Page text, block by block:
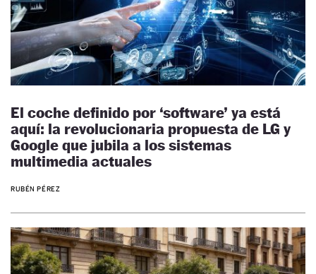
El coche definido por ‘software’ ya está
aquí: la revolucionaria propuesta de LG y
Google que jubila a los sistemas
multimedia actuales
RUBÉN PÉREZ